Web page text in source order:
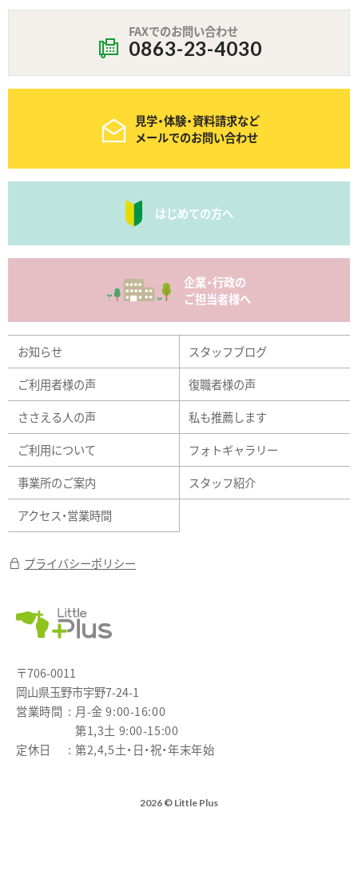
FAXでのお問い合わせ
0863-23-4030
見学・体験・資料請求など
メールでのお問い合わせ
はじめての方へ
企業・行政の
ご担当者様へ
お知らせ
スタッフブログ
ご利用者様の声
復職者様の声
ささえる人の声
私も推薦します
ご利用について
フォトギャラリー
事業所のご案内
スタッフ紹介
アクセス・営業時間
プライバシーポリシー
〒706-0011
岡山県玉野市宇野7-24-1
営業時間
月-金 9:00-16:00
第1,3土 9:00-15:00
定休日
第2,4,5土・日・祝・年末年始
2026 © Little Plus